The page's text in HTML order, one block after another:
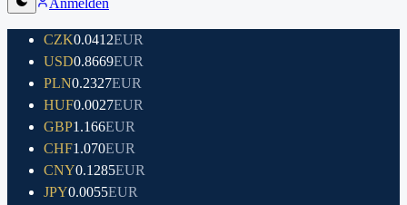
Anmelden
CZK0.0412EUR
USD0.8669EUR
PLN0.2327EUR
HUF0.0027EUR
GBP1.166EUR
CHF1.070EUR
CNY0.1285EUR
JPY0.0055EUR